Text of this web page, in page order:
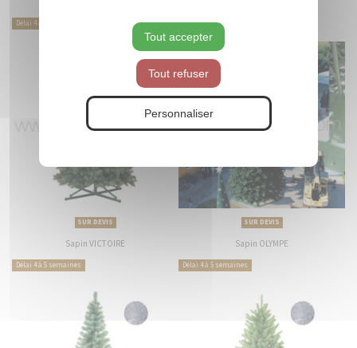
Tout accepter
Tout refuser
Personnaliser
Délai 4 à 5 semaines
SUR DEVIS
Sapin VICTOIRE
Délai 4 à 5 semaines
SUR DEVIS
Sapin OLYMPE
Délai 4 à 5 semaines Délai 4 à 5 semaines